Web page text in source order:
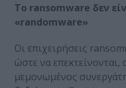
Το ransomware δεν
«randomware»
Οι επιχειρήσεις
ώστε να
μεμονωμένος